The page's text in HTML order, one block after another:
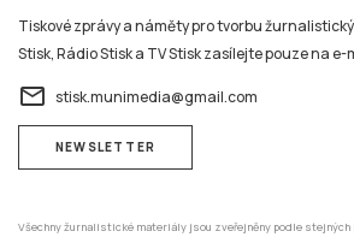
Tiskové zprávy a náměty pro tvorbu
Stisk, Rádio Stisk a TV Stisk zasílejte pouze na e-
email stisk.munimedia@gmail.com
NEWSLETTER
Všechny žurnalistické materiály jsou zveřejněny podle